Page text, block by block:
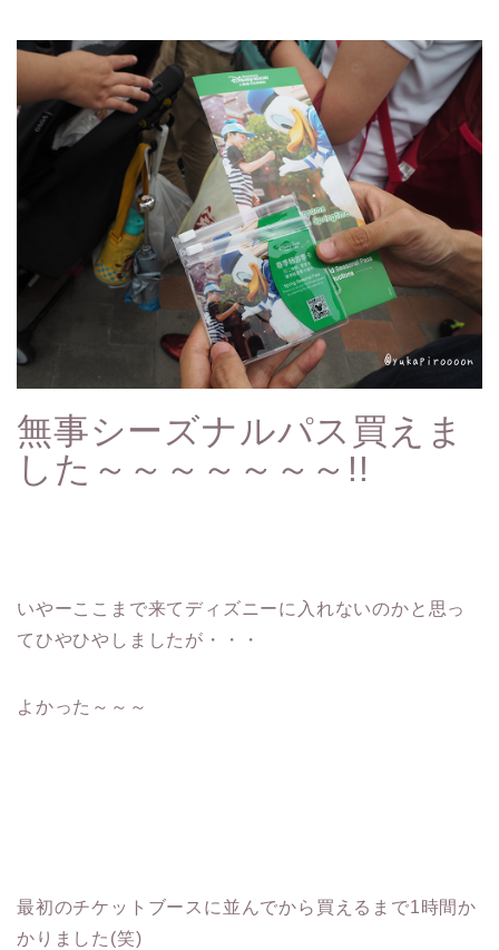
無事シーズナルパス買えま
した～～～～～～～!!
いやーここまで来てディズニーに入れないのかと思っ
てひやひやしましたが・・・
よかった～～～
最初のチケットブースに並んでから買えるまで1時間か
かりました(笑)